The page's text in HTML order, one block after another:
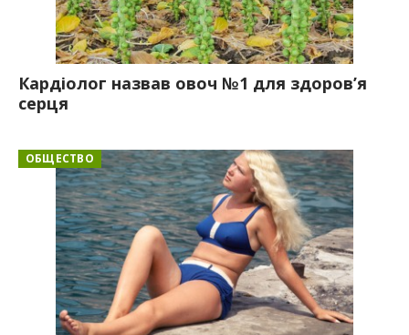
Кардіолог назвав овоч №1 для здоров’я
серця
ОБЩЕСТВО